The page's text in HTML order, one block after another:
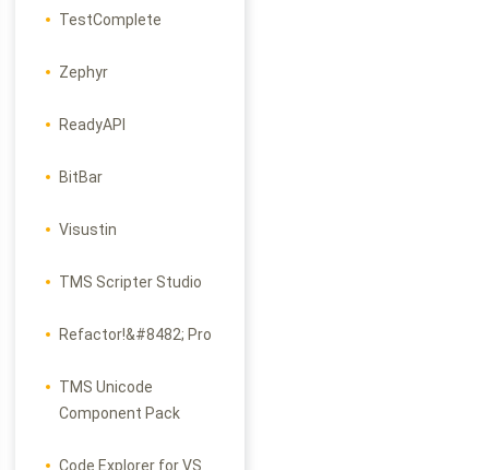
TestComplete
Zephyr
ReadyAPI
BitBar
Visustin
TMS Scripter Studio
Refactor!&#8482; Pro
TMS Unicode
Component Pack
Code Explorer for VS